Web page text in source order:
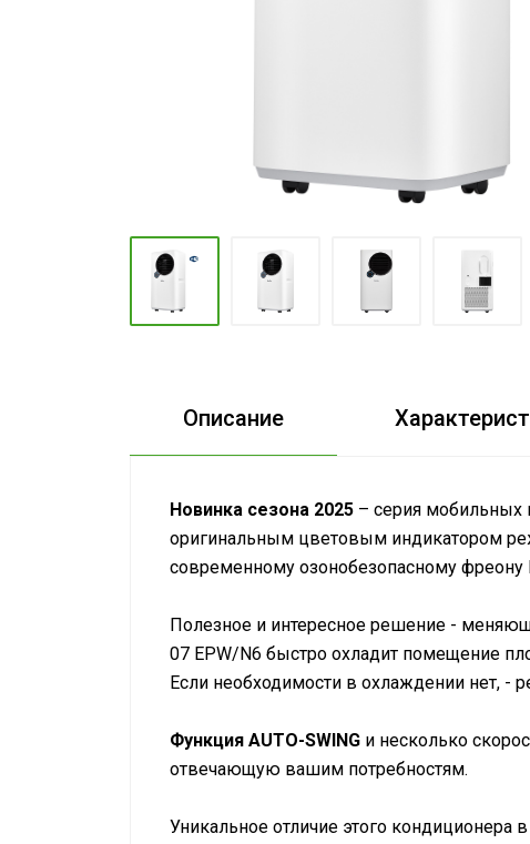
Описание
Новинка сезона 2025 – серия
оригинальным цветовым индикатором
современному озонобезопасному фреону
Полезное и интересное решение -
07 EPW/N6 быстро охладит помещение
Если необходимости в охлаждении нет,
Функция AUTO-SWING и несколько
отвечающую вашим потребностям.
Уникальное отличие этого